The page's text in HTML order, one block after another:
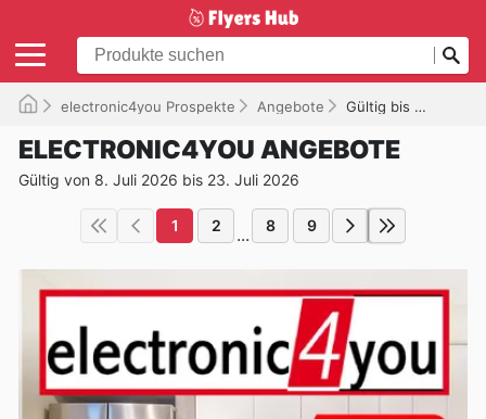
electronic4you Prospekte Angebote Gültig bis 23.07.2026
ELECTRONIC4YOU ANGEBOTE
Gültig von 8. Juli 2026 bis 23. Juli 2026
1 2 ... 8 9